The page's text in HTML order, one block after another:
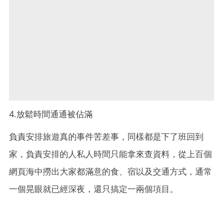
4.放鬆時間通通被佔滿
負責安排旅遊真的事件苦差事，同樣都是下了班回到
家，負責安排的人私人時間只能拿來查資料，從上百個
網頁海中撈出大家都滿意的食、宿以及交通方式，通常
一個晃眼就已經深夜，還只搞定一兩個項目。